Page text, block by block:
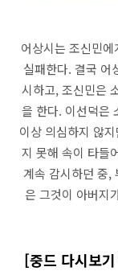
어상시는 조신민
실패한다. 결국 어
시하고, 조신민은
을 한다. 이선덕은
이상 의심하지 않
지 못해 속이 타들
계속 감시하던 중,
은 그것이 아버지
[중드 다시보